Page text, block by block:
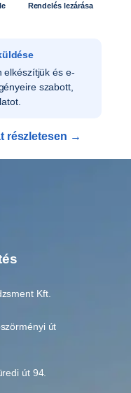
Rendelés lezárása
elkészítjük és e-
szabott,
részletesen →
Kft.
út
út 94.